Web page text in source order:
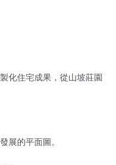
化住宅成果，從山坡莊園
展的平面圖。